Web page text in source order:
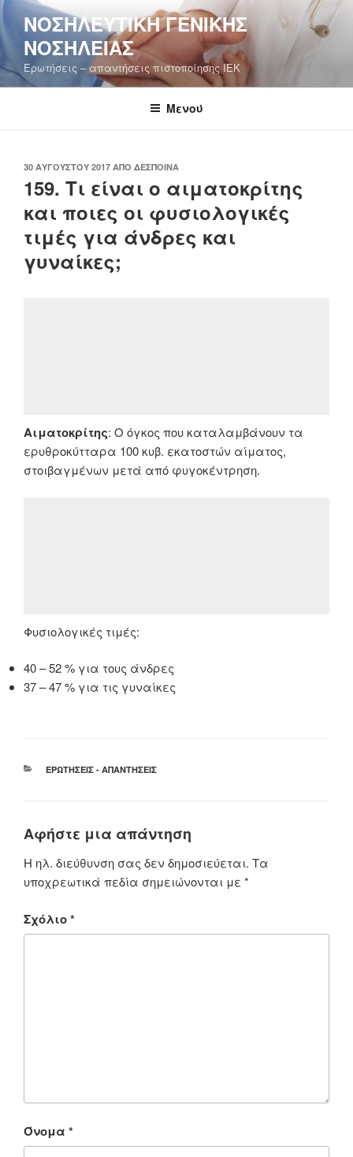
Μετάβαση
στο
περιεχόμενο
ΝΟΣΗΛΕΥΤΙΚΉ ΓΕΝΙΚΉΣ
ΝΟΣΗΛΕΊΑΣ
Ερωτήσεις – απαντήσεις πιστοποίησης ΙΕΚ
Μενού
ΔΗΜΟΣΙΕΎΤΗΚΕ
ΣΤΙΣ
30 ΑΥΓΟΎΣΤΟΥ 2017 ΑΠΌ ΔΈΣΠΟΙΝΑ
159. Τι είναι ο αιματοκρίτης
και ποιες οι φυσιολογικές
τιμές για άνδρες και
γυναίκες;
Αιματοκρίτης: Ο όγκος που καταλαμβάνουν τα
ερυθροκύτταρα 100 κυβ. εκατοστών αίματος,
στοιβαγμένων μετά από φυγοκέντρηση.
Φυσιολογικές τιμές:
40 – 52 % για τους άνδρες
37 – 47 % για τις γυναίκες
ΚΑΤΗΓΟΡΊΕΣ
ΕΡΩΤΉΣΕΙΣ - ΑΠΑΝΤΉΣΕΙΣ
Αφήστε μια απάντηση
Η ηλ. διεύθυνση σας δεν δημοσιεύεται. Τα
υποχρεωτικά πεδία σημειώνονται με *
Σχόλιο*
Όνομα *